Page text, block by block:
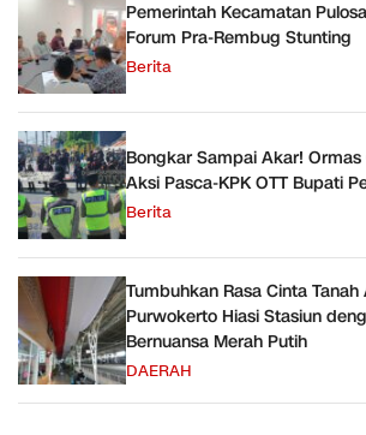
Pemerintah Kecamatan
Forum Pra-Rembug Stunting
Berita
Bongkar Sampai Akar! Ormas
Aksi Pasca-KPK OTT Bupati
Berita
Tumbuhkan Rasa Cinta Tanah
Purwokerto Hiasi Stasiun
Bernuansa Merah Putih
DAERAH